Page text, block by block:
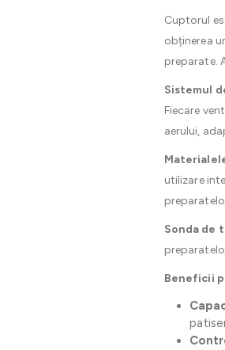
Cuptorul
obținerea
preparate.
Sistemul
Fiecare
aerului,
utilizare
Sonda de
Beneficii